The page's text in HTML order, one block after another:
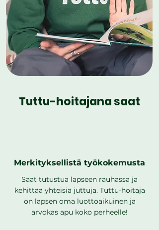
Tuttu-hoitajana saat
Merkityksellistä työkokemusta
Saat tutustua lapseen rauhassa ja
kehittää yhteisiä juttuja. Tuttu-hoitaja
on lapsen oma luottoaikuinen ja
arvokas apu koko perheelle!